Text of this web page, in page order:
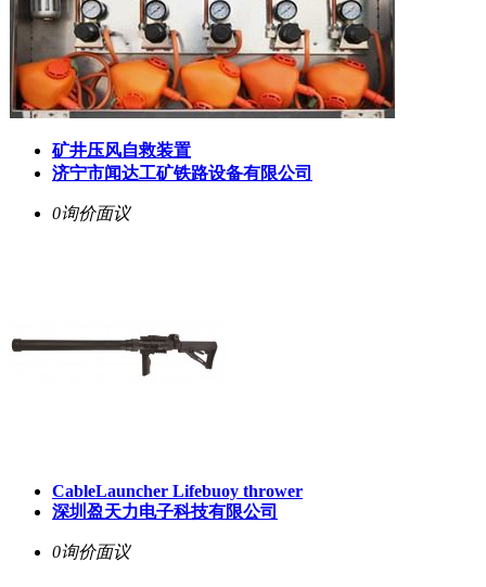
矿井压风自救装置
济宁市闻达工矿铁路设备有限公司
0询价面议
CableLauncher Lifebuoy thrower
深圳盈天力电子科技有限公司
0询价面议